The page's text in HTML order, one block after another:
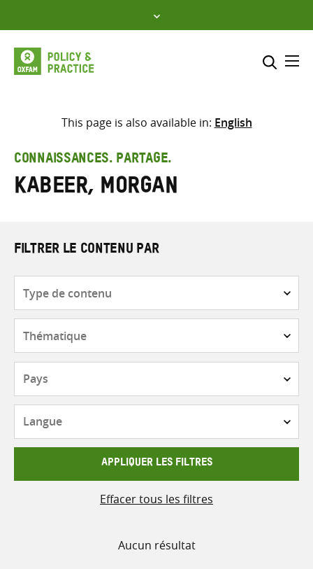
to
content
Sélectionner l’emplacement
Saisir
les
termes
This page is also available in: English
CONNAISSANCES. PARTAGE.
Kabeer, Morgan
FILTRER LE CONTENU PAR
contenu
APPLIQUER LES FILTRES
Effacer tous les filtres
Aucun résultat